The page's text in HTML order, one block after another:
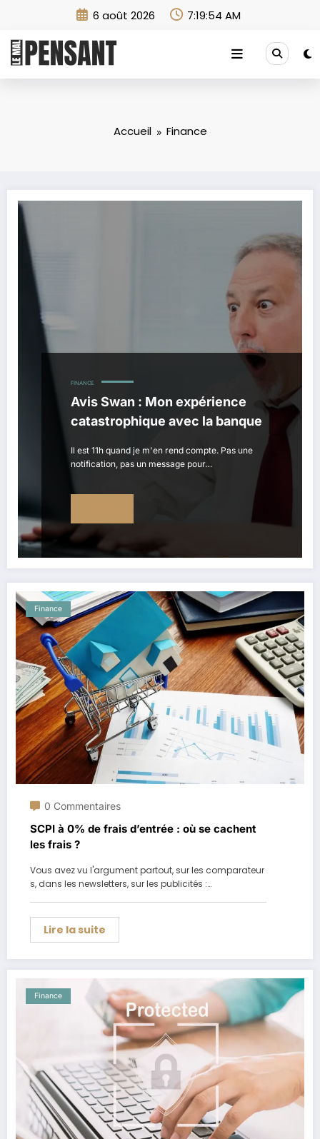
6 août 2026 7:19:56 AM
Accueil Finance
FINANCE
Avis Swan : Mon expérience
catastrophique avec la banque
Il est 11h quand je m'en rend compte. Pas une
notification, pas un message pour…
Finance
0 Commentaires
SCPI à 0% de frais d’entrée : où se cachent
les frais ?
Vous avez vu l'argument partout, sur les comparateur
s, dans les newsletters, sur les publicités :…
Lire la suite
Finance